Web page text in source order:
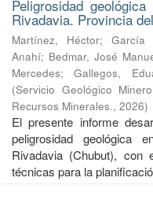
Peligrosidad
Rivadavia. Provincia
Martínez, Héctor; García
Anahí; Bedmar, José
Mercedes;Gallegos,
(Servicio Geológico
Recursos Minerales., 2026)
El presente informe
peligrosidad geológica
Rivadavia (Chubut), con
técnicas para la